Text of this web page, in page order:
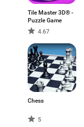
Tile Master 3D® -
Puzzle Game
4.67
Chess
5